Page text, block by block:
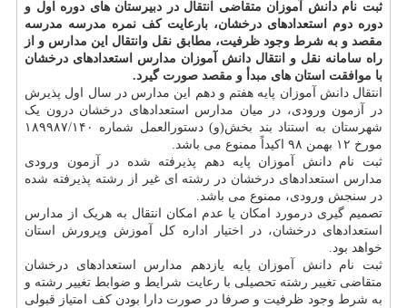
ثبت نام دانش آموزان متقاضی انتقال در دبیرستان های دوره اول و
دوره دوم استعدادهای درخشان، بارعایت کف نمره مدرسه مدرسه
مقصد و به شرط وجود ظرفیت، مطابق نقل وانتقال این مدارس و از
راه سامانه نقل و انتقال دانش آموزان مدارس استعدادهای درخشان
با موافقت استان های مبدأ و مقصد صورت گیرد.
انتقال دانش آموزان پایه هفتم و دهم این مدارس در سال اول پذیرش
در آزمون ورودی، در میان مدارس استعدادهای درخشان درون یک
شهرستان به استناد بند بخش(و) دستورالعمل شماره ۱۸۹۹۸۷/۱۴۰
مورخ ۱۲ بهمن ۹۸ اکیداً ممنوع می باشد.
ثبت نام دانش آموزان پایه دهم پذیرفته شده در آزمون ورودی
مدارس استعدادهای درخشان در رشته ای غیر از رشته پذیرفته شده
در سنجش ورودی، ممنوع می باشد.
تصمیم گیری درمورد امکان یا عدم امکان انتقال به هریک از مدارس
استعدادهای درخشان، در اختیار اداره کل آموزش وپرورش استان
خواهد بود.
ثبت نام دانش آموزان پایه یازدهم مدارس استعدادهای درخشان
متقاضی تغییر رشته تحصیلی با رعایت شرایط و ضوابط تغییر رشته و
به شرط وجود ظرفیت و صرفا در صورت دارا بودن کف امتیاز قبولی